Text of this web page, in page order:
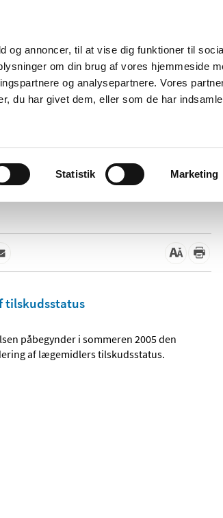
og annoncer, til at vise dig funktioner til
om din brug af vores hjemmeside
og analysepartnere. Vores
du har givet dem, eller som de har
Statistik Marketing
Nyheder Om os Kontakt
Tilskud og
Apoteker og salg af
tilskudsstatus
påbegynder i sommeren 2005 den
af lægemidlers tilskudsstatus.